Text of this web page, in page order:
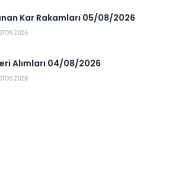
Kar Rakamları 05/08/2026
2026
Alımları 04/08/2026
2026